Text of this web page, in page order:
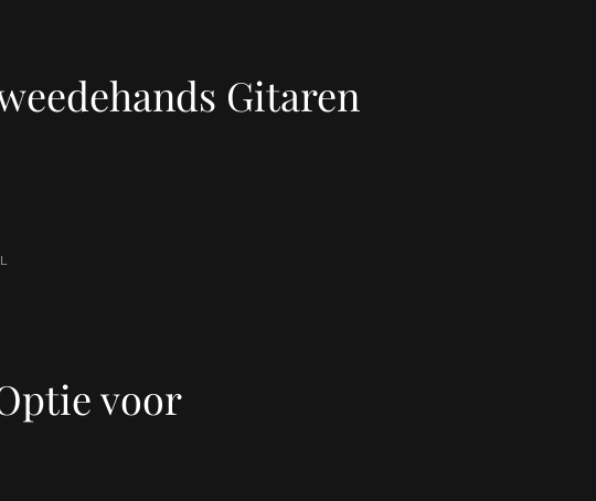
Gitaren
voor